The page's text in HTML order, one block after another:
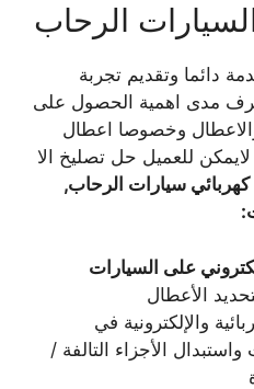
الرحاب
دائما وتقديم تجربة
نعرف مدى اهمية الحصول على
وخصوصا اعطال
لايمكن للعميل حل تصليخ الا
سيارات الرحاب,
:
على السيارات
الأعطال
والإلكترونية في
الأجزاء التالفة /